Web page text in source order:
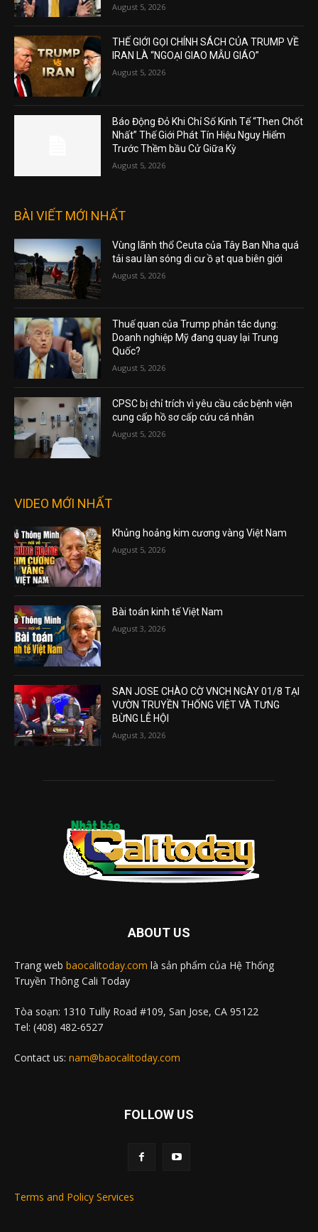
August 5, 2026
THẾ GIỚI GỌI CHÍNH SÁCH CỦA TRUMP VỀ
IRAN LÀ “NGOẠI GIAO MẪU GIÁO”
August 5, 2026
Báo Động Đỏ Khi Chỉ Số Kinh Tế “Then Chốt
Nhất” Thế Giới Phát Tín Hiệu Nguy Hiểm
Trước Thềm bầu Cử Giữa Kỳ
August 5, 2026
BÀI VIẾT MỚI NHẤT
Vùng lãnh thổ Ceuta của Tây Ban Nha quá
tải sau làn sóng di cư ồ ạt qua biên giới
August 5, 2026
Thuế quan của Trump phản tác dụng:
Doanh nghiệp Mỹ đang quay lại Trung
Quốc?
August 5, 2026
CPSC bị chỉ trích vì yêu cầu các bệnh viện
cung cấp hồ sơ cấp cứu cá nhân
August 5, 2026
VIDEO MỚI NHẤT
Khủng hoảng kim cương vàng Việt Nam
August 5, 2026
Bài toán kinh tế Việt Nam
August 3, 2026
SAN JOSE CHÀO CỜ VNCH NGÀY 01/8 TẠI
VƯỜN TRUYỀN THỐNG VIỆT VÀ TƯNG
BỪNG LỄ HỘI
August 3, 2026
ABOUT US
Trang web baocalitoday.com là sản phẩm của Hệ Thống
Truyền Thông Cali Today
Tòa soạn: 1310 Tully Road #109, San Jose, CA 95122
Tel: (408) 482-6527
Contact us: nam@baocalitoday.com
FOLLOW US
Terms and Policy Services